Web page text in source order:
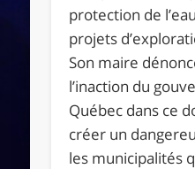
protection de
projets
Son maire
l’inaction du
Québec dans ce
créer un
les municipalités